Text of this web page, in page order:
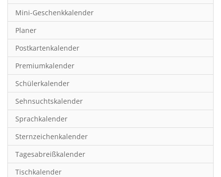
Geschichte
Hobby & Basteln
Humor & Cartoon
Inspiration & Entspannung
Inspiration & Spiritualität
Kinderkalender
Kunst
Länder & Städte
Landschaft & Natur
Lifestyle
Mini-Geschenkkalender
Planer
Postkartenkalender
Premiumkalender
Schülerkalender
Sehnsuchtskalender
Sprachkalender
Sternzeichenkalender
Tagesabreißkalender
Tischkalender